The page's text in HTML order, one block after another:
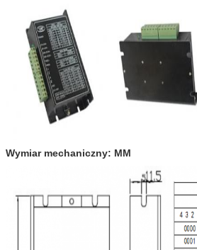
Wymiar mechaniczny: MM